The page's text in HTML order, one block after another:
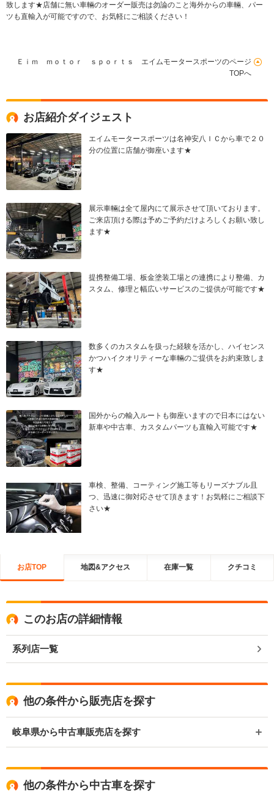
致します★店舗に無い車輛のオーダー販売は勿論のこと海外からの車輛、パー
ツも直輸入が可能ですので、お気軽にご相談ください！
Ｅｉｍ ｍｏｔｏｒ ｓｐｏｒｔｓ エイムモータースポーツのページ
TOPへ
お店紹介ダイジェスト
エイムモータースポーツは名神安八ＩＣから車で２０
分の位置に店舗が御座います★
展示車輛は全て屋内にて展示させて頂いております。
ご来店頂ける際は予めご予約だけよろしくお願い致し
ます★
提携整備工場、板金塗装工場との連携により整備、カ
スタム、修理と幅広いサービスのご提供が可能です★
数多くのカスタムを扱った経験を活かし、ハイセンス
かつハイクオリティーな車輛のご提供をお約束致しま
す★
国外からの輸入ルートも御座いますので日本にはない
新車や中古車、カスタムパーツも直輸入可能です★
車検、整備、コーティング施工等もリーズナブル且
つ、迅速に御対応させて頂きます！お気軽にご相談下
さい★
お店TOP 地図&アクセス 在庫一覧 クチコミ
このお店の詳細情報
系列店一覧
他の条件から販売店を探す
岐阜県から中古車販売店を探す
他の条件から中古車を探す